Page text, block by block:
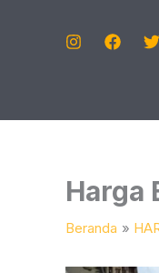
Harga
Beranda